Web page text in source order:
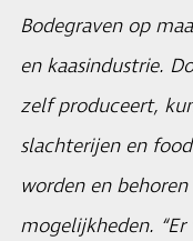
Bodegraven op
en kaasindustrie.
zelf produceert,
slachterijen en
worden en
mogelijkheden.